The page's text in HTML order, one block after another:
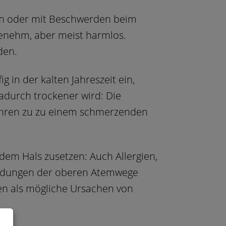
oder mit Beschwerden beim
aber meist harmlos.
in der kalten Jahreszeit ein,
trockener wird: Die
zu zu einem schmerzenden
Hals zusetzen: Auch Allergien,
der oberen Atemwege
als mögliche Ursachen von